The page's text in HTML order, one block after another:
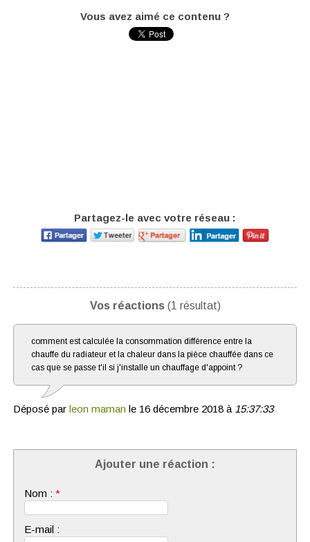
Vous avez aimé ce contenu ?
Partagez-le avec votre réseau :
Vos réactions(1 résultat)
comment est calculée la consommation différence entre la
chauffe du radiateur et la chaleur dans la pièce chauffée dans ce
cas que se passe t'il si j'installe un chauffage d'appoint ?
Déposé par leon maman le 16 décembre 2018 à 15:37:33
Ajouter une réaction :
Nom : *
E-mail :